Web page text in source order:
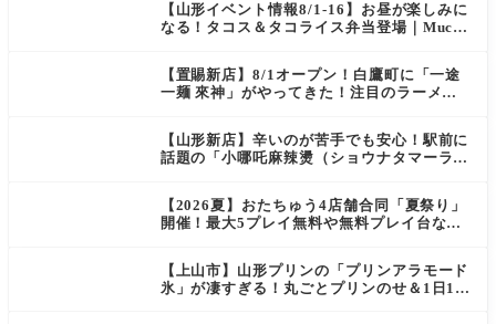
【山形イベント情報8/1-16】お昼が楽しみに
なる！タコス＆タコライス弁当登場｜Mucha
【置賜新店】8/1オープン！白鷹町に「一途
一麺 來神」がやってきた！注目のラーメン
【山形新店】辛いのが苦手でも安心！駅前に
話題の「小哪吒麻辣燙（ショウナタマーラー
【2026夏】おたちゅう4店舗合同「夏祭り」
開催！最大5プレイ無料や無料プレイ台など
田）
【上山市】山形プリンの「プリンアラモード
氷」が凄すぎる！丸ごとプリンのせ＆1日10